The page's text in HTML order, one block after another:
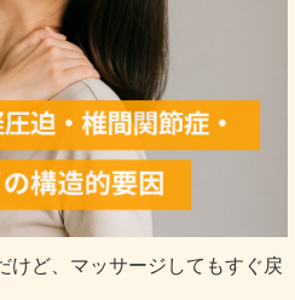
けど、マッサージしてもすぐ戻